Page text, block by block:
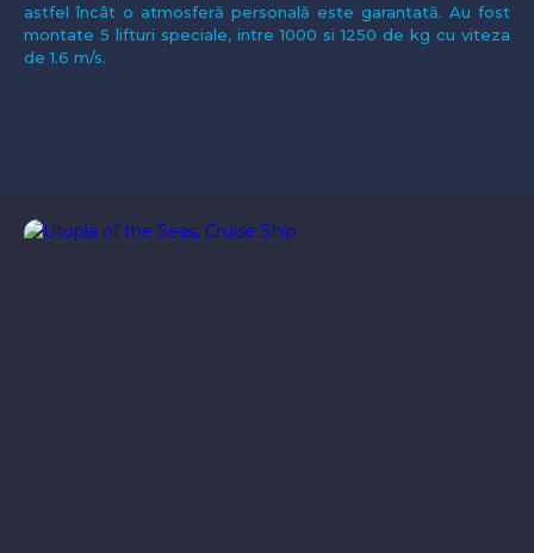
astfel încât o atmosferă personală este garantată. Au fost
montate 5 lifturi speciale, intre 1000 si 1250 de kg cu viteza
de 1.6 m/s.